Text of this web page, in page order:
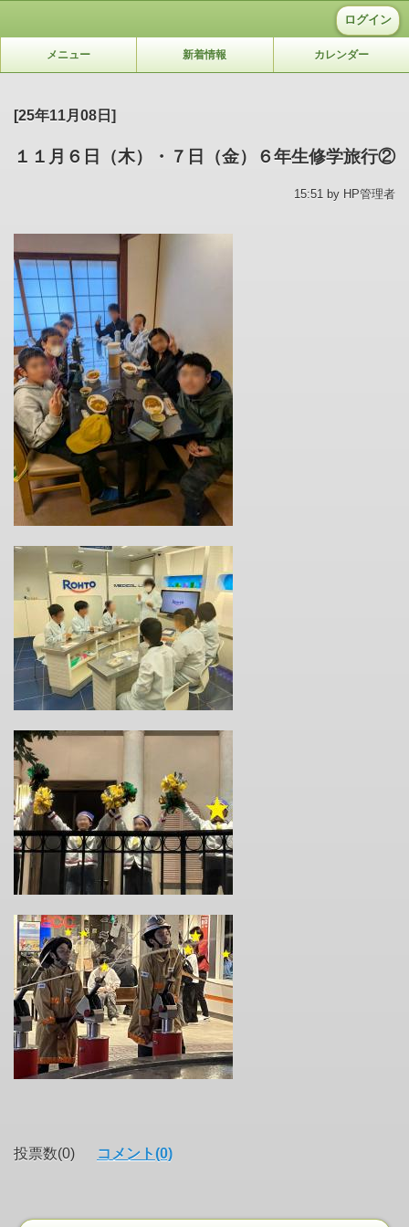
ログイン
メニュー 新着情報 カレンダー
[25年11月08日]
１１月６日（木）・７日（金）６年生修学旅行②
15:51 by HP管理者
投票数(0) コメント(0)